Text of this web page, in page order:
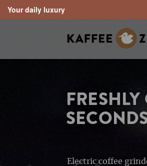
Skip to main navigation
Your daily luxury
Electric coffee